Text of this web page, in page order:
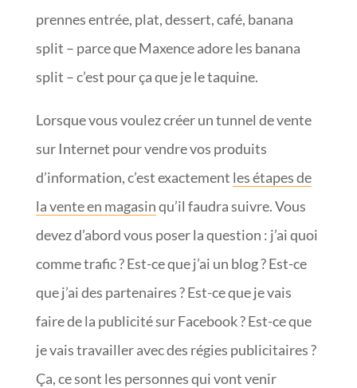
prennes entrée, plat, dessert, café, banana
split – parce que Maxence adore les banana
split – c’est pour ça que je le taquine.
Lorsque vous voulez créer un tunnel de vente
sur Internet pour vendre vos produits
d’information, c’est exactement les étapes de
la vente en magasinqu’il faudra suivre. Vous
devez d’abord vous poser la question : j’ai quoi
comme trafic ? Est-ce que j’ai un blog ? Est-ce
que j’ai des partenaires ? Est-ce que je vais
faire de la publicité sur Facebook ? Est-ce que
je vais travailler avec des régies publicitaires ?
Ça, ce sont les personnes qui vont venir